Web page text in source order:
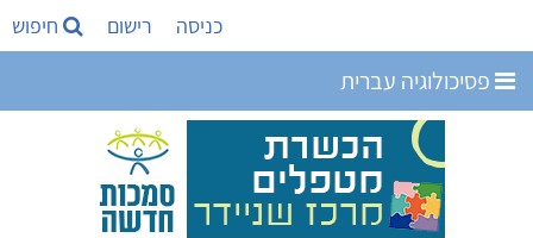
כניסה רישום חיפוש
פסיכולוגיה עברית